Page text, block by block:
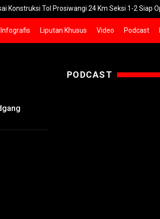
Tol Prosiwangi 24 Km Seksi 1-2 Siap Operasi
Infografis Liputan Khusus Video Podcast
PODCAST